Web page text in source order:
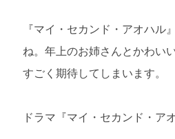
『マイ・セカンド・アオハル
ね。年上のお姉さんとかわい
すごく期待してしまいます。
ドラマ『マイ・セカンド・ア